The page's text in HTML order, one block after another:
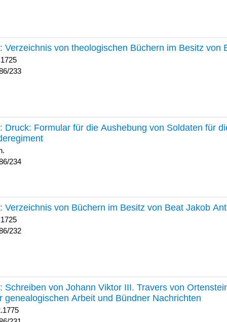
233 : Verzeichnis von theologischen Büchern im Besitz von
233
234 : Druck: Formular für die Aushebung von Soldaten für
234
232 : Verzeichnis von Büchern im Besitz von Beat Jakob
232
231 : Schreiben von Johann Viktor III. Travers von
genealogischen Arbeit und Bündner Nachrichten